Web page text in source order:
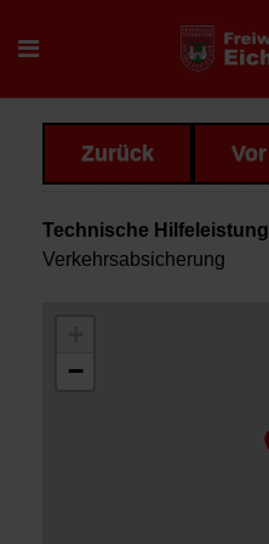
Zurück Vor
Technische Hilfeleistung
Verkehrsabsicherung
−